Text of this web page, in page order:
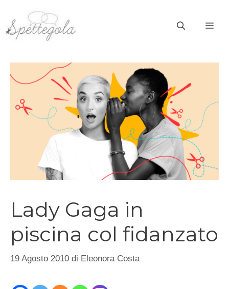
contenuto
Lady Gaga in
piscina col fidanzato
19 Agosto 2010 di Eleonora Costa